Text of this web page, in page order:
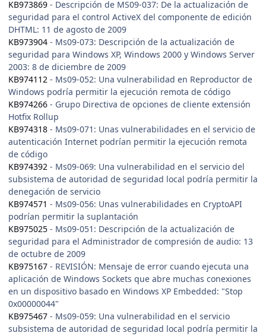
KB973869 - Descripción de MS09-037: De la actualización de
seguridad para el control ActiveX del componente de edición
DHTML: 11 de agosto de 2009
KB973904 - Ms09-073: Descripción de la actualización de
seguridad para Windows XP, Windows 2000 y Windows Server
2003: 8 de diciembre de 2009
KB974112 - Ms09-052: Una vulnerabilidad en Reproductor de
Windows podría permitir la ejecución remota de código
KB974266 - Grupo Directiva de opciones de cliente extensión
Hotfix Rollup
KB974318 - Ms09-071: Unas vulnerabilidades en el servicio de
autenticación Internet podrían permitir la ejecución remota
de código
KB974392 - Ms09-069: Una vulnerabilidad en el servicio del
subsistema de autoridad de seguridad local podría permitir la
denegación de servicio
KB974571 - Ms09-056: Unas vulnerabilidades en CryptoAPI
podrían permitir la suplantación
KB975025 - Ms09-051: Descripción de la actualización de
seguridad para el Administrador de compresión de audio: 13
de octubre de 2009
KB975167 - REVISIÓN: Mensaje de error cuando ejecuta una
aplicación de Windows Sockets que abre muchas conexiones
en un dispositivo basado en Windows XP Embedded: "Stop
0x00000044"
KB975467 - Ms09-059: Una vulnerabilidad en el servicio
subsistema de autoridad de seguridad local podría permitir la